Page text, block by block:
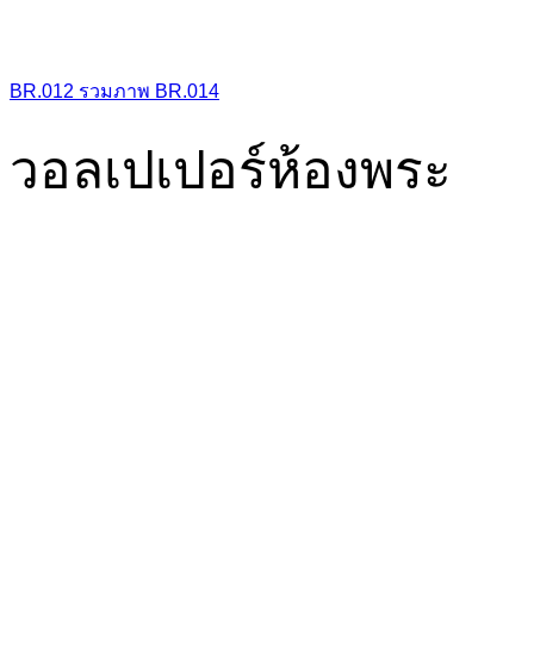
BR.012 รวมภาพ BR.014
วอลเปเปอร์ห้องพระ